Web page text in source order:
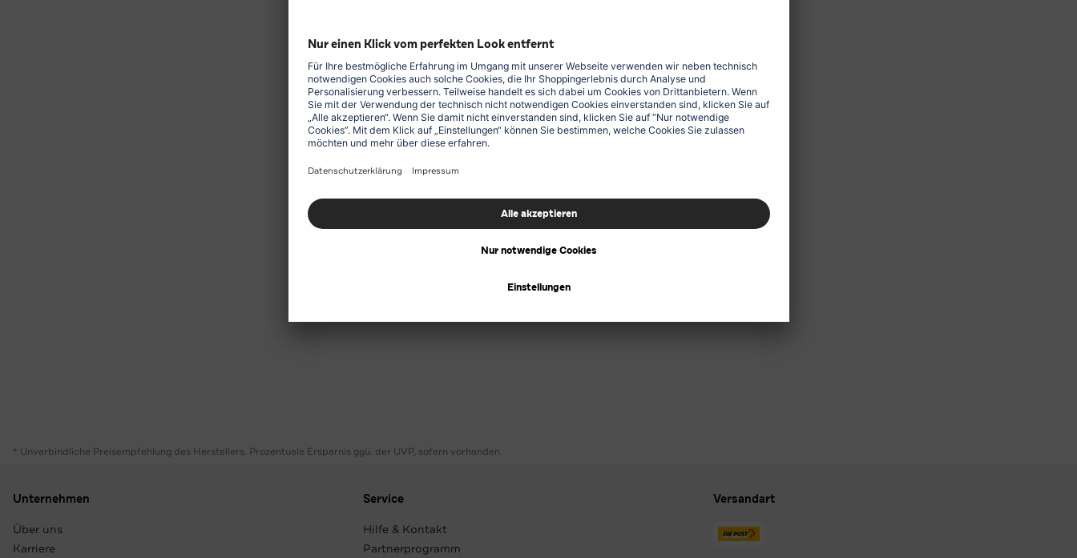
* Unverbindliche Preisempfehlung des Herstellers. Prozentuale Ersparnis ggü. der UVP, sofern vorhanden
Unternehmen
Über uns
Karriere
Service
Hilfe & Kontakt
Partnerprogramm
Versandart